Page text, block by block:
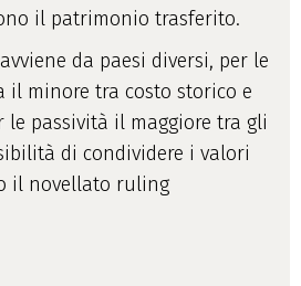
il patrimonio trasferito.
da paesi diversi, per le
il minore tra costo storico e
le passività il maggiore tra gli
di condividere i valori
il novellato ruling